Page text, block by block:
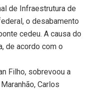
de Infraestrutura de
o desabamento
cedeu. A causa do
de acordo com o
Filho, sobrevoou a
Carlos